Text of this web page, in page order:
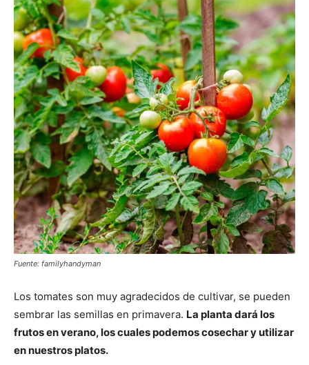
Fuente: familyhandyman
Los tomates son muy agradecidos de cultivar, se pueden
sembrar las semillas en primavera. La planta dará los
frutos en verano, los cuales podemos cosechar y utilizar
en nuestros platos.